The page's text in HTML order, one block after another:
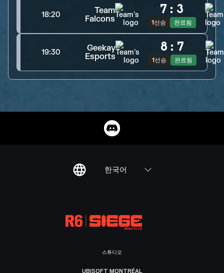
18:20
Team
Falcons
7 : 3
1선승 완료됨
19:30
Geekay
Esports
8 : 7
1선승 완료됨
한국어
스튜디오
UBISOFT MONTRÉAL